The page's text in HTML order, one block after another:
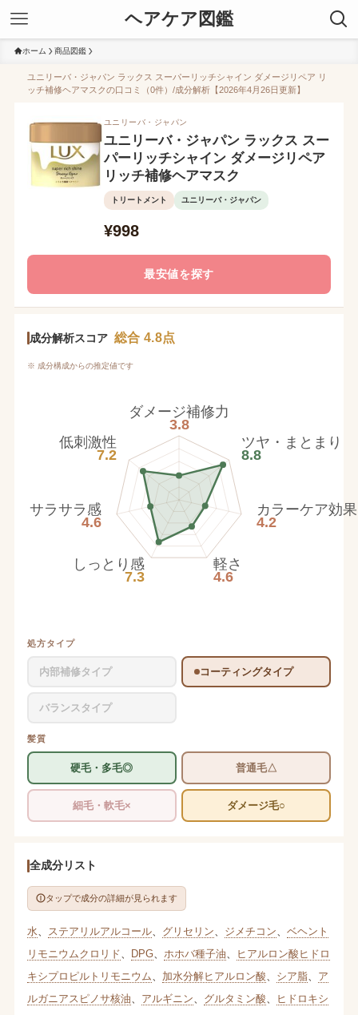
ヘアケア図鑑
ホーム 商品図鑑
ユニリーバ・ジャパン ラックス スーパーリッチシャイン ダメージリペア リ
ッチ補修ヘアマスクの口コミ（0件）/成分解析【2026年4月26日更新】
ユニリーバ・ジャパン
ユニリーバ・ジャパン ラックス スー
パーリッチシャイン ダメージリペア
リッチ補修ヘアマスク
トリートメント ユニリーバ・ジャパン
¥998
最安値を探す
成分解析スコア 総合 4.8点
※ 成分構成からの推定値です
ダメージ補修力
3.8
ツヤ・まとまり
8.8
カラーケア効果
4.2
軽さ
4.6
しっとり感
7.3
サラサラ感
4.6
低刺激性
7.2
処方タイプ
内部補修タイプ コーティングタイプ
バランスタイプ
髪質
硬毛・多毛◎ 普通毛△
細毛・軟毛× ダメージ毛○
全成分リスト
タップで成分の詳細が見られます
水 ステアリルアルコール、 グリセリン ジメチコン
ベヘント
リモニウムクロリド
DPG、 ホホバ種子油
ヒアルロン酸ヒドロ
キシプロピルトリモニウム
加水分解ヒアルロン酸 シア脂、 ア
ルガニアスピノサ核油
アルギニン グルタミン酸
ヒドロキシ